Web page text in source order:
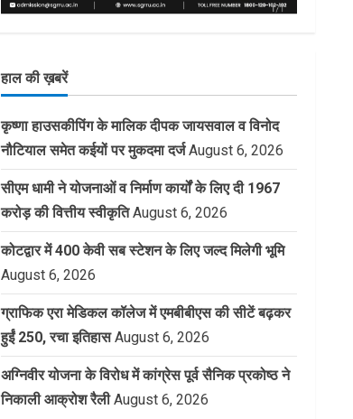
हाल की ख़बरें
कृष्णा हाउसकीपिंग के मालिक दीपक जायसवाल व विनोद
नौटियाल समेत कईयों पर मुकदमा दर्ज August 6, 2026
सीएम धामी ने योजनाओं व निर्माण कार्यों के लिए दी 1967
करोड़ की वित्तीय स्वीकृति August 6, 2026
कोटद्वार में 400 केवी सब स्टेशन के लिए जल्द मिलेगी भूमि
August 6, 2026
ग्राफिक एरा मेडिकल कॉलेज में एमबीबीएस की सीटें बढ़कर
हुईं 250, रचा इतिहास August 6, 2026
अग्निवीर योजना के विरोध में कांग्रेस पूर्व सैनिक प्रकोष्ठ ने
निकाली आक्रोश रैली August 6, 2026